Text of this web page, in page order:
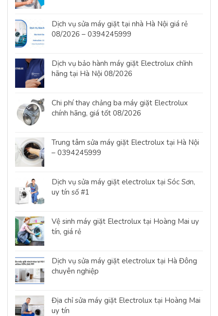
Dịch vụ sửa máy giặt tại nhà Hà Nội giá rẻ
08/2026 – 0394245999
Dịch vụ bảo hành máy giặt Electrolux chĩnh
hãng tại Hà Nội 08/2026
Chi phí thay chảng ba máy giặt Electrolux
chính hãng, giá tốt 08/2026
Trung tâm sửa máy giặt Electrolux tại Hà Nội
– 0394245999
Dịch vụ sửa máy giặt electrolux tại Sóc Sơn,
uy tín số #1
Vệ sinh máy giặt Electrolux tại Hoàng Mai uy
tín, giá rẻ
Dịch vụ sửa máy giặt electrolux tại Hà Đông
chuyên nghiệp
Địa chỉ sửa máy giặt Electrolux tại Hoàng Mai
uy tín